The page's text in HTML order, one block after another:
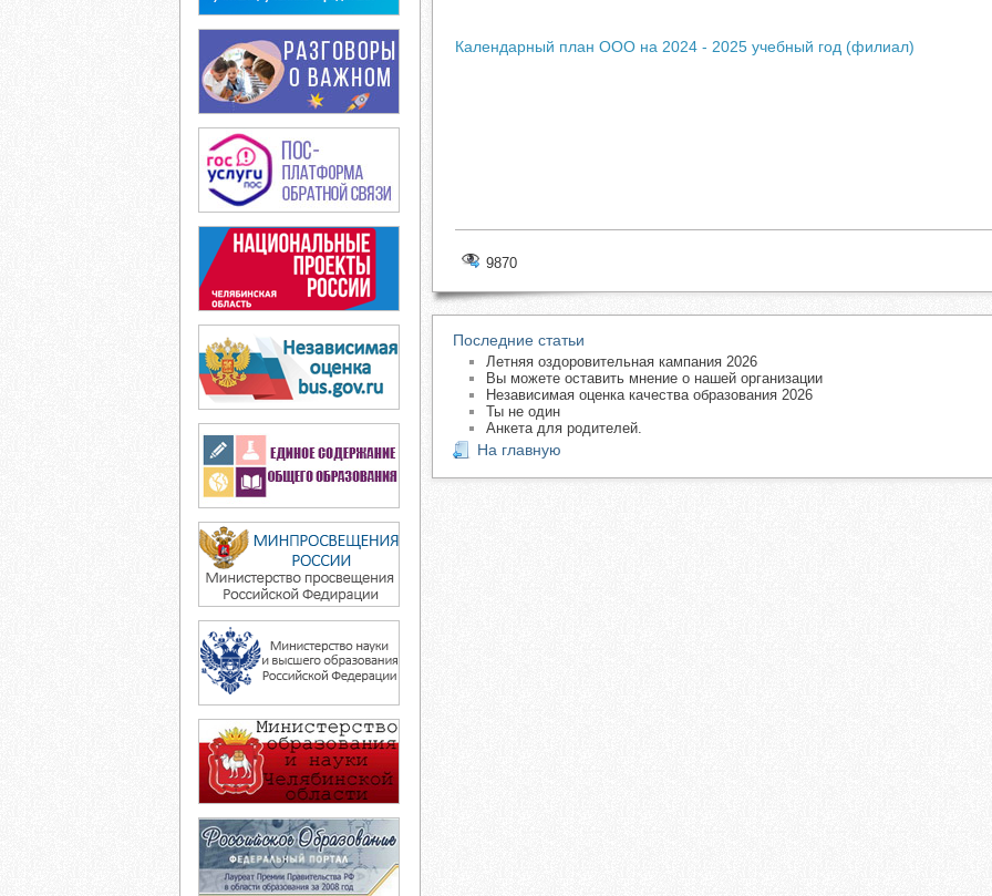
Календарный план ООО на 2024 - 2025 учебный год (филиал)
9870
Последние статьи
Летняя оздоровительная кампания 2026
Вы можете оставить мнение о нашей организации
Независимая оценка качества образования 2026
Ты не один
Анкета для родителей.
На главную